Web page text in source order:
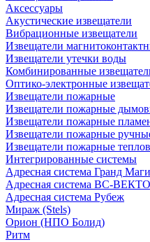
Аксессуары
Акустические извещатели
Вибрационные извещатели
Извещатели
Извещатели утечки воды
Комбинированные
Оптико-электронные
Извещатели пожарные
Извещатели пожарные
Извещатели пожарные
Извещатели пожарные
Извещатели пожарные
Интегрированные системы
Адресная система Гранд
Адресная система ВС-
Адресная система Рубеж
Мираж (Stels)
Орион (НПО Болид)
Ритм